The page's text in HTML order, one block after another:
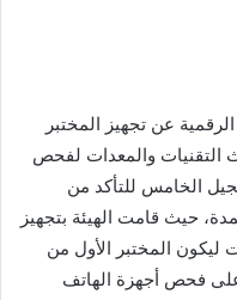
عن تجهيز المختبر
التقنيات والمعدات لفحص
الخامس للتأكد من
حيث قامت الهيئة بتجهيز
ليكون المختبر الأول من
فحص أجهزة الهاتف